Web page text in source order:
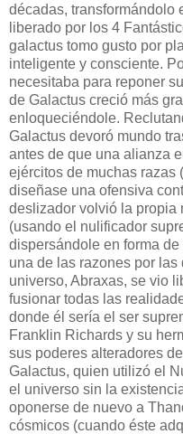
décadas, transformándolo
liberado por los 4
galactus tomo gusto por
inteligente y consciente.
necesitaba para reponer
de Galactus creció más
enloqueciéndole.
Galactus devoró mundo
antes de que una alianza
ejércitos de muchas razas
diseñase una ofensiva
deslizador volvió la propia
(usando el nulificador
dispersándole en forma
una de las razones por las
universo, Abraxas, se vio
fusionar todas las
donde él sería el ser
Franklin Richards y su
sus poderes alteradores
Galactus, quien utilizó el
el universo sin la
oponerse de nuevo a
cósmicos (cuando éste